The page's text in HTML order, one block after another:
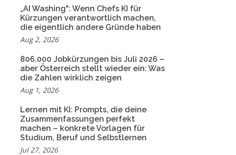
„AI Washing": Wenn Chefs KI für
Kürzungen verantwortlich machen,
die eigentlich andere Gründe haben
Aug 2, 2026
806.000 Jobkürzungen bis Juli 2026 –
aber Österreich stellt wieder ein: Was
die Zahlen wirklich zeigen
Aug 1, 2026
Lernen mit KI: Prompts, die deine
Zusammenfassungen perfekt
machen – konkrete Vorlagen für
Studium, Beruf und Selbstlernen
Jul 27, 2026